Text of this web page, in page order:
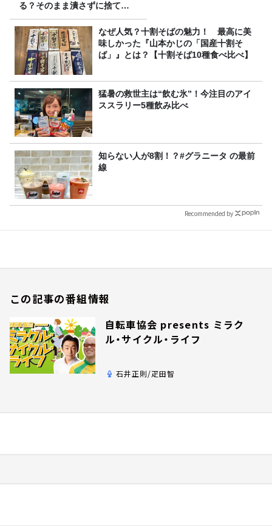
る？そのまま潰さずに捨て
る？
なぜ人気？十割そばの魅力！ 最高に美
味しかった『山本かじの「国産十割そ
ば」』とは？【十割そば10種食べ比べ】
猛暑の救世主は“飲む氷”！今注目のアイ
ススラリー5種飲み比べ
知らない人が8割！？#グラニータ の最前
線
Recommended by
この記事の番組情報
自転車協会 presents ミラク
ル・サイクル・ライフ
石井正則/疋田智